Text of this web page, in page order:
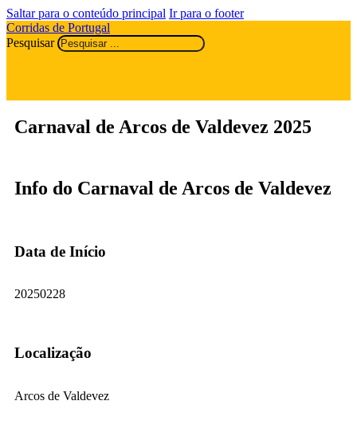
Saltar para o conteúdo principal Ir para o footer
Corridas de Portugal
Pesquisar
Carnaval de Arcos de Valdevez 2025
Info do Carnaval de Arcos de Valdevez
Data de Início
20250228
Localização
Arcos de Valdevez